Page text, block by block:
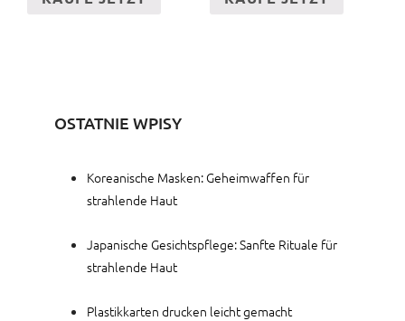
OSTATNIE WPISY
Koreanische Masken: Geheimwaffen für
strahlende Haut
Japanische Gesichtspflege: Sanfte Rituale für
strahlende Haut
Plastikkarten drucken leicht gemacht